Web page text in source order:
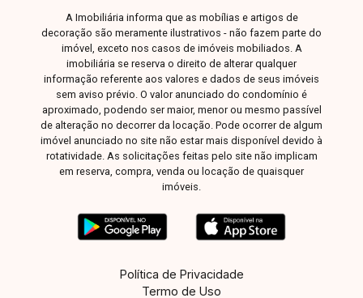
A Imobiliária informa que as mobílias e artigos de
decoração são meramente ilustrativos - não fazem parte do
imóvel, exceto nos casos de imóveis mobiliados. A
imobiliária se reserva o direito de alterar qualquer
informação referente aos valores e dados de seus imóveis
sem aviso prévio. O valor anunciado do condomínio é
aproximado, podendo ser maior, menor ou mesmo passível
de alteração no decorrer da locação. Pode ocorrer de algum
imóvel anunciado no site não estar mais disponível devido à
rotatividade. As solicitações feitas pelo site não implicam
em reserva, compra, venda ou locação de quaisquer
imóveis.
Política de Privacidade
Termo de Uso